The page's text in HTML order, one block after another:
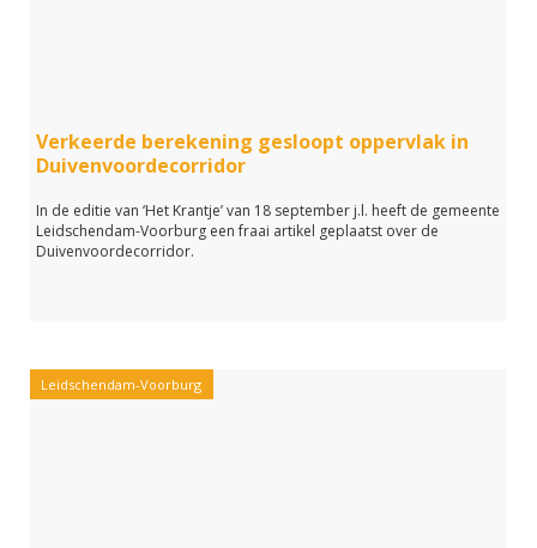
Verkeerde berekening gesloopt oppervlak in
Duivenvoordecorridor
In de editie van ‘Het Krantje’ van 18 september j.l. heeft de gemeente
Leidschendam-Voorburg een fraai artikel geplaatst over de
Duivenvoordecorridor.
Leidschendam-Voorburg